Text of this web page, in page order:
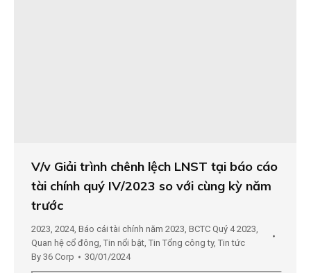
V/v Giải trình chênh lệch LNST tại báo cáo
tài chính quý IV/2023 so với cùng kỳ năm
trước
2023 2024, Báo cái tài chính năm 2023 BCTC Quý 4 2023
Quan hệ cổ đông Tin nổi bật Tin Tổng công ty, Tin tức
By 36 Corp 30/01/2024